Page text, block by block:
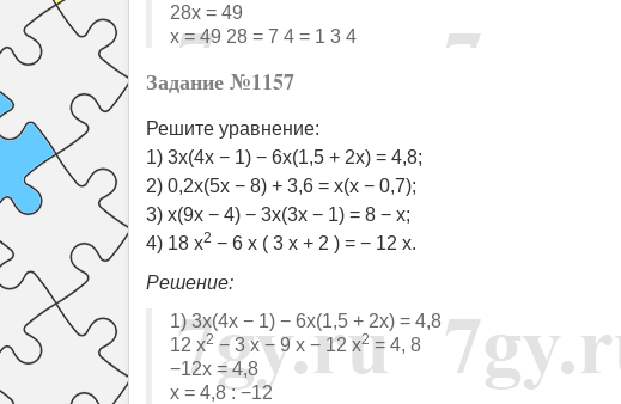
28x = 49
x = 49 28 = 7 4 = 1 3 4
Задание №1157
Решите уравнение:
1) 3x(4x − 1) − 6x(1,5 + 2x) = 4,8;
2) 0,2x(5x − 8) + 3,6 = x(x − 0,7);
3) x(9x − 4) − 3x(3x − 1) = 8 − x;
4) 18 x2 − 6 x ( 3 x + 2 ) = − 12 x.
Решение:
1) 3x(4x − 1) − 6x(1,5 + 2x) = 4,8
12 x2 − 3 x − 9 x − 12 x2= 4, 8
−12x = 4,8
x = 4,8 : −12